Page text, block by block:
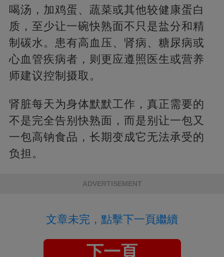
喝汤，加鸡蛋、蔬菜或其他较健康蛋白
质，至少让一碗快熟面不只是盐分和精
制碳水。患有高血压、肾病、糖尿病或
心血管疾病者，则更应遵照医生或营养
师建议控制摄取。
肾脏每天为身体默默工作，真正需要的
不是完全告别快熟面，而是别让一包又
一包高钠食品，长期变成它无法承受的
负担。
ADVERTISEMENT
文章未完，點擊下一頁繼續
下一頁